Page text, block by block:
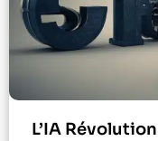
L’IA